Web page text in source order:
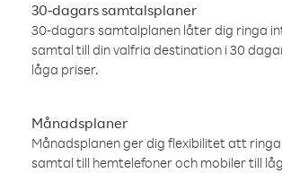
30-dagars samtalsplaner
30-dagars samtalplanen låter dig ringa
samtal till din valfria destination i 30
låga priser.
Månadsplaner
Månadsplanen ger dig flexibilitet att
samtal till hemtelefoner och mobiler till